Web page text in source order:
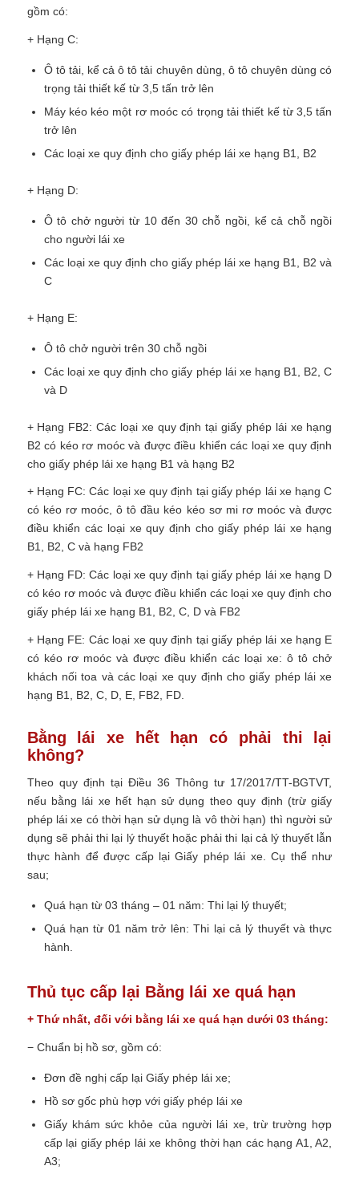
gồm có:
+ Hạng C:
Ô tô tải, kể cả ô tô tải chuyên dùng, ô tô chuyên dùng có
trọng tải thiết kế từ 3,5 tấn trở lên
Máy kéo kéo một rơ moóc có trọng tải thiết kế từ 3,5 tấn
trở lên
Các loại xe quy định cho giấy phép lái xe hạng B1, B2
+ Hạng D:
Ô tô chở người từ 10 đến 30 chỗ ngồi, kể cả chỗ ngồi
cho người lái xe
Các loại xe quy định cho giấy phép lái xe hạng B1, B2 và
C
+ Hạng E:
Ô tô chở người trên 30 chỗ ngồi
Các loại xe quy định cho giấy phép lái xe hạng B1, B2, C
và D
+ Hạng FB2: Các loại xe quy định tại giấy phép lái xe hạng
B2 có kéo rơ moóc và được điều khiển các loại xe quy định
cho giấy phép lái xe hạng B1 và hạng B2
+ Hạng FC: Các loại xe quy định tại giấy phép lái xe hạng C
có kéo rơ moóc, ô tô đầu kéo kéo sơ mi rơ moóc và được
điều khiển các loại xe quy định cho giấy phép lái xe hạng
B1, B2, C và hạng FB2
+ Hạng FD: Các loại xe quy định tại giấy phép lái xe hạng D
có kéo rơ moóc và được điều khiển các loại xe quy định cho
giấy phép lái xe hạng B1, B2, C, D và FB2
+ Hạng FE: Các loại xe quy định tại giấy phép lái xe hạng E
có kéo rơ moóc và được điều khiển các loại xe: ô tô chở
khách nối toa và các loại xe quy định cho giấy phép lái xe
hạng B1, B2, C, D, E, FB2, FD.
Bằng lái xe hết hạn có phải thi lại
không?
Theo quy định tại Điều 36 Thông tư 17/2017/TT-BGTVT,
nếu bằng lái xe hết hạn sử dụng theo quy định (trừ giấy
phép lái xe có thời hạn sử dụng là vô thời hạn) thì người sử
dụng sẽ phải thi lại lý thuyết hoặc phải thi lại cả lý thuyết lẫn
thực hành để được cấp lại Giấy phép lái xe. Cụ thể như
sau;
Quá hạn từ 03 tháng – 01 năm: Thi lại lý thuyết;
Quá hạn từ 01 năm trở lên: Thi lại cả lý thuyết và thực
hành.
Thủ tục cấp lại Bằng lái xe quá hạn
+ Thứ nhất, đối với bằng lái xe quá hạn dưới 03 tháng:
− Chuẩn bị hồ sơ, gồm có:
Đơn đề nghị cấp lại Giấy phép lái xe;
Hồ sơ gốc phù hợp với giấy phép lái xe
Giấy khám sức khỏe của người lái xe, trừ trường hợp
cấp lại giấy phép lái xe không thời hạn các hạng A1, A2,
A3;